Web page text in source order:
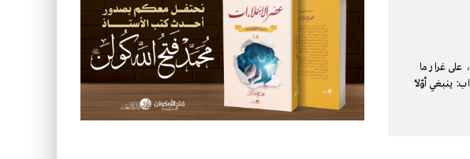
على غرار ما
ينبغي أوّلًا